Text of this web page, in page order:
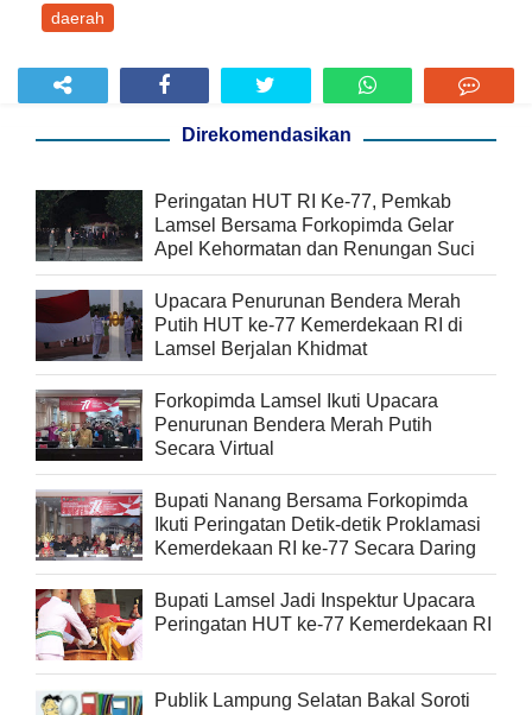
daerah
Direkomendasikan
Peringatan HUT RI Ke-77, Pemkab
Lamsel Bersama Forkopimda Gelar
Apel Kehormatan dan Renungan Suci
Upacara Penurunan Bendera Merah
Putih HUT ke-77 Kemerdekaan RI di
Lamsel Berjalan Khidmat
Forkopimda Lamsel Ikuti Upacara
Penurunan Bendera Merah Putih
Secara Virtual
Bupati Nanang Bersama Forkopimda
Ikuti Peringatan Detik-detik Proklamasi
Kemerdekaan RI ke-77 Secara Daring
Bupati Lamsel Jadi Inspektur Upacara
Peringatan HUT ke-77 Kemerdekaan RI
Publik Lampung Selatan Bakal Soroti